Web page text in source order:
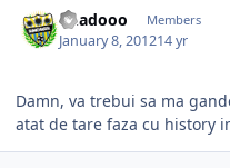
Rhadooo Members
January 8, 201214 yr
Damn, va trebui sa ma
atat de tare faza cu history